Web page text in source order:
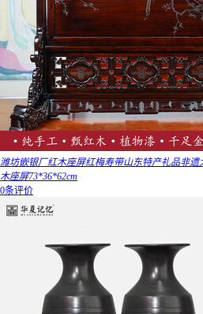
潍坊嵌银厂红木座屏红梅寿带山东特产礼品非
木座屏73*36*62cm
0条评价